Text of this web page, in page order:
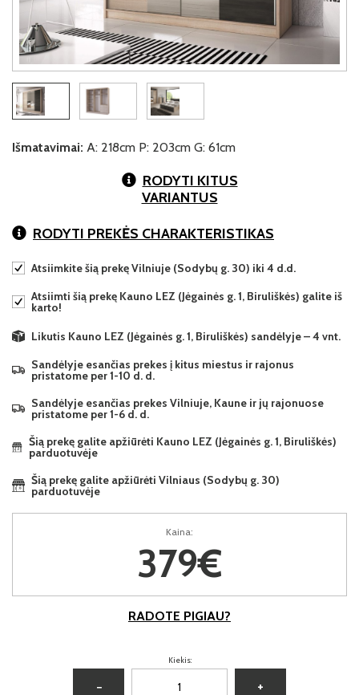
Išmatavimai: A: 218cm P: 203cm G: 61cm
RODYTI KITUS
VARIANTUS
RODYTI PREKĖS CHARAKTERISTIKAS
Atsiimkite šią prekę Vilniuje (Sodybų g. 30) iki 4 d.d.
Atsiimti šią prekę Kauno LEZ (Jėgainės g. 1, Biruliškės) galite iš
karto!
Likutis Kauno LEZ (Jėgainės g. 1, Biruliškės) sandėlyje – 4 vnt.
Sandėlyje esančias prekes į kitus miestus ir rajonus
pristatome per 1-10 d. d.
Sandėlyje esančias prekes Vilniuje, Kaune ir jų rajonuose
pristatome per 1-6 d. d.
Šią prekę galite apžiūrėti Kauno LEZ (Jėgainės g. 1, Biruliškės)
parduotuvėje
Šią prekę galite apžiūrėti Vilniaus (Sodybų g. 30)
parduotuvėje
Kaina:
379€
RADOTE PIGIAU?
Kiekis:
− +